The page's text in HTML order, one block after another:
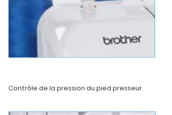
Contrôle de la pression du pied presseur